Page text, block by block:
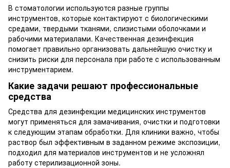
В стоматологии используются разные группы
инструментов, которые контактируют с биологическими
средами, твердыми тканями, слизистыми оболочками и
рабочими материалами. Качественная дезинфекция
помогает правильно организовать дальнейшую очистку и
снизить риски для персонала при работе с использованным
инструментарием.
Какие задачи решают профессиональные
средства
Средства для дезинфекции медицинских инструментов
могут применяться для замачивания, очистки и подготовки
к следующим этапам обработки. Для клиники важно, чтобы
раствор был эффективным в заданном режиме экспозиции,
подходил для материалов инструментов и не усложнял
работу стерилизационной зоны.